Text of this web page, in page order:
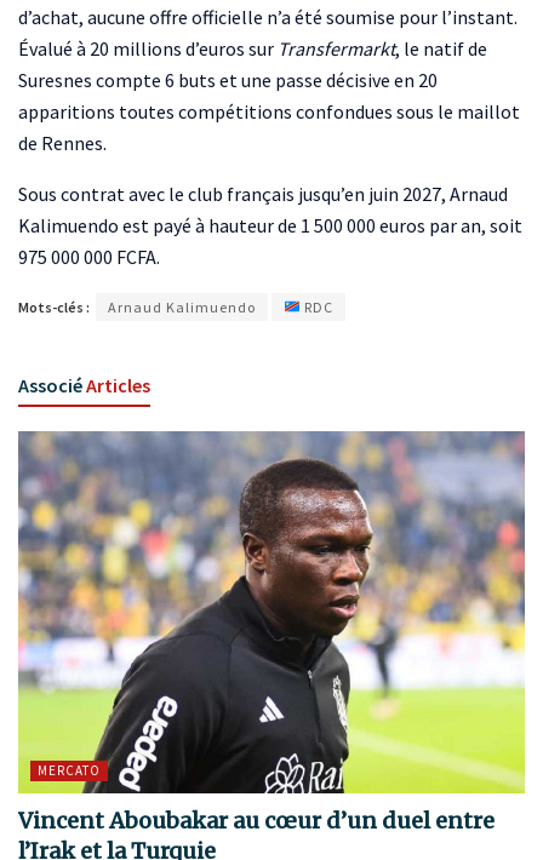
d’achat, aucune offre officielle n’a été soumise pour l’instant.
Évalué à 20 millions d’euros sur Transfermarkt, le natif de
Suresnes compte 6 buts et une passe décisive en 20
apparitions toutes compétitions confondues sous le maillot
de Rennes.
Sous contrat avec le club français jusqu’en juin 2027, Arnaud
Kalimuendo est payé à hauteur de 1 500 000 euros par an, soit
975 000 000 FCFA.
Mots-clés : Arnaud Kalimuendo RDC
AssociéArticles
MERCATO
Vincent Aboubakar au cœur d’un duel entre
l’Irak et la Turquie